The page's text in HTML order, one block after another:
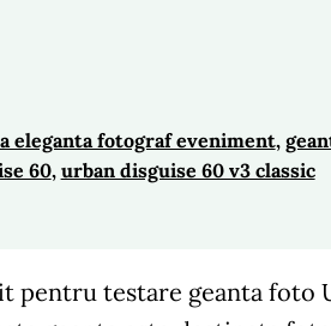
eleganta fotograf eveniment,
60, urban disguise 60 v3 classic
pentru testare geanta foto